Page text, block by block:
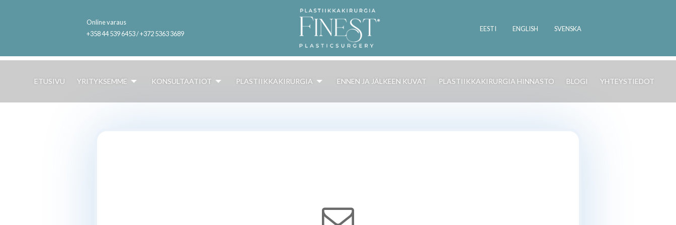
Online varaus
+358 44 539 6453 / +372 5363 3689
EESTI ENGLISH SVENSKA
ETUSIVU YRITYKSEMME KONSULTAATIOT PLASTIIKKAKIRURGIA ENNEN JA JÄLKEEN KUVAT PLASTIIKKAKIRURGIA HINNASTO BLOGI YHTEYSTIEDOT